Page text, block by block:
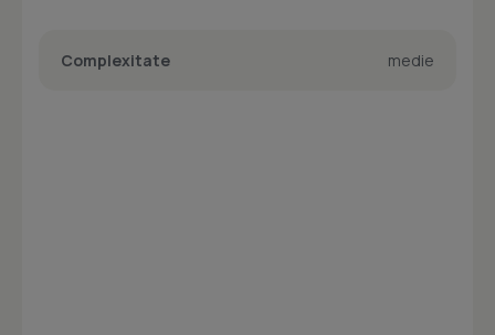
Complexitate medie